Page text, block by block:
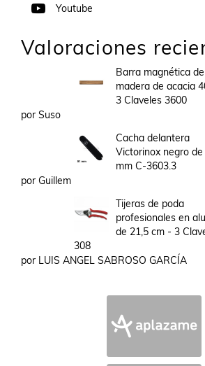
Youtube
Valoraciones
Barra magnética de
madera de acacia
3 Claveles 3600
por Suso
Cacha delantera
Victorinox negro de
mm C-3603.3
por Guillem
Tijeras de poda
profesionales en
de 21,5 cm - 3
308
por LUIS ANGEL SABROSO GARCÍA